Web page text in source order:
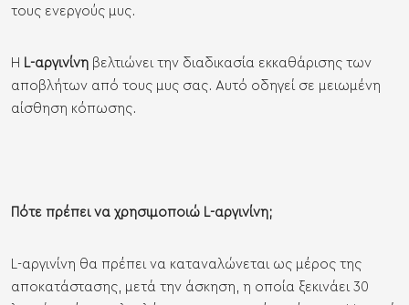
τους ενεργούς μυς.
Η L-αργινίνη βελτιώνει την διαδικασία εκκαθάρισης των
αποβλήτων από τους μυς σας. Αυτό οδηγεί σε μειωμένη
αίσθηση κόπωσης.
Πότε πρέπει να χρησιμοποιώ L-αργινίνη;
L-αργινίνη θα πρέπει να καταναλώνεται ως μέρος της
αποκατάστασης, μετά την άσκηση, η οποία ξεκινάει 30